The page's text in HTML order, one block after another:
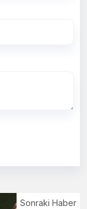
Sonraki Haber